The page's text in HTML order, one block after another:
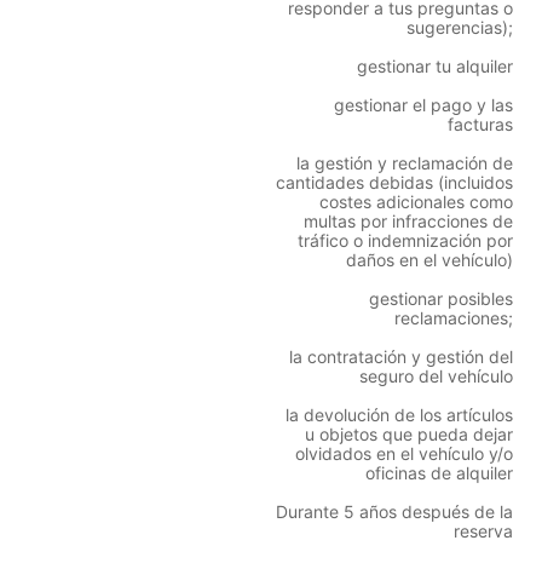
responder a tus preguntas o
sugerencias);
gestionar tu alquiler
gestionar el pago y las
facturas
la gestión y reclamación de
cantidades debidas (incluidos
costes adicionales como
multas por infracciones de
tráfico o indemnización por
daños en el vehículo)
gestionar posibles
reclamaciones;
la contratación y gestión del
seguro del vehículo
la devolución de los artículos
u objetos que pueda dejar
olvidados en el vehículo y/o
oficinas de alquiler
Durante 5 años después de la
reserva